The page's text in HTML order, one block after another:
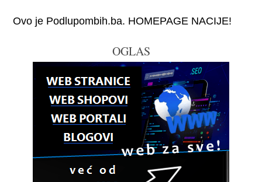
Ovo je Podlupombih.ba. HOMEPAGE NACIJE!
OGLAS